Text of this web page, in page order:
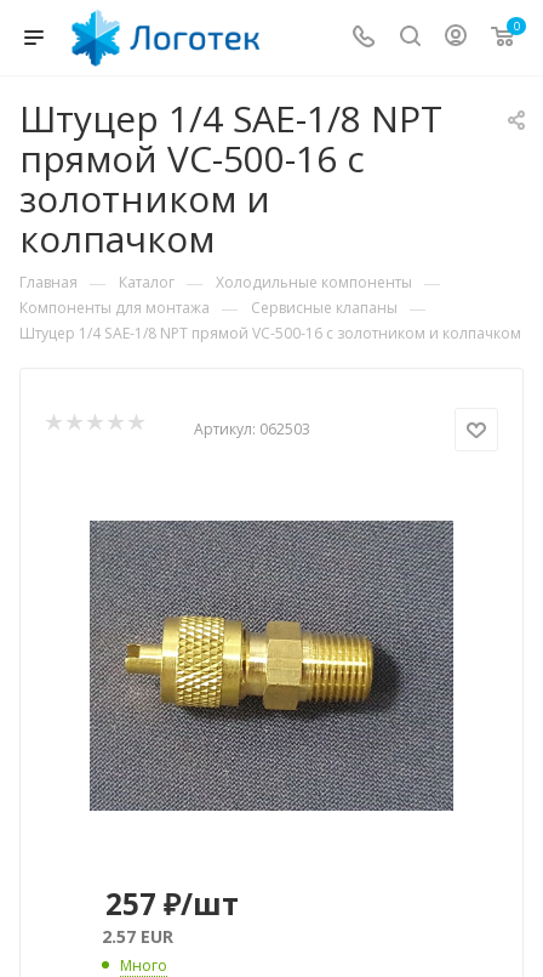
0
Штуцер 1/4 SAE-1/8 NPT
прямой VC-500-16 с
золотником и
колпачком
Главная — Каталог — Холодильные компоненты —
Компоненты для монтажа — Сервисные клапаны —
Штуцер 1/4 SAE-1/8 NPT прямой VC-500-16 с золотником и колпачком
Артикул: 062503
257 ₽/шт
2.57 EUR
Много